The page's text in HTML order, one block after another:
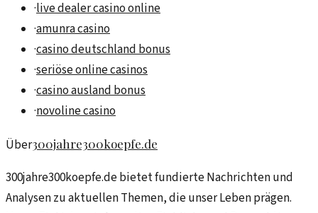
·live dealer casino online
·amunra casino
·casino deutschland bonus
·seriöse online casinos
·casino ausland bonus
·novoline casino
Über300jahre300koepfe.de
300jahre300koepfe.de bietet fundierte Nachrichten und
Analysen zu aktuellen Themen, die unser Leben prägen.